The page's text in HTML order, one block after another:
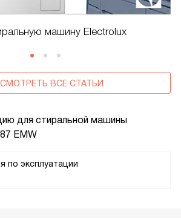
для стиральной машины
EMW
по эксплуатации
машину Electrolux
ВСЕ СТАТЬИ